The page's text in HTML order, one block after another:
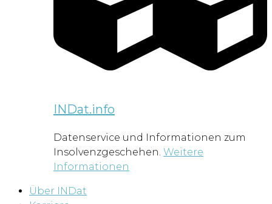
INDat.info
Datenservice und Informationen zum
Insolvenzgeschehen. Weitere
Informationen
Über INDat